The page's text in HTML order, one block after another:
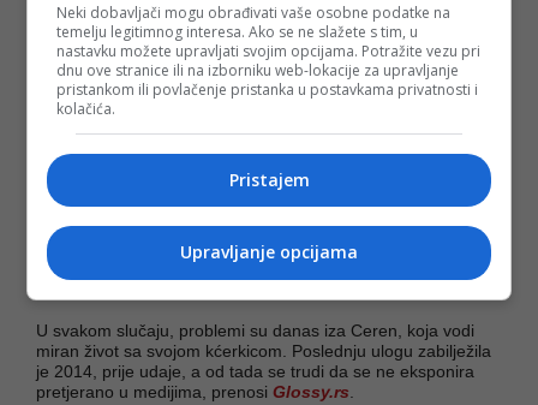
Kako je pričala, Aslan je bio nasilan prema njoj i dok je bila u
drugom stanju, a trpjela je i psihičko i fizičko nasilje zbog
suprugove ljubomore.
Kada je njena kćerka imala samo dvije i po godine, Arji je
javnosti.
Djevojčica se oporavila, a potom je izbio novi skandal:
bolnica u kojoj je njena kćerka lječena oglasila se i optužila
Ceren da je odbila da pristane da dijete dobija
hemioterapiju, nakon čega se ispostavilo da je samo odlučila
U svakom slučaju, problemi su danas iza Ceren, koja vodi
miran život sa svojom kćerkicom. Poslednju ulogu zabilježila
je 2014, prije udaje, a od tada se trudi da se ne eksponira
pretjerano u medijima, prenosi Glossy.rs.
Neki dobavljači mogu obrađivati vaše osobne podatke na
temelju legitimnog interesa. Ako se ne slažete s tim, u
nastavku možete upravljati svojim opcijama. Potražite vezu pri
dnu ove stranice ili na izborniku web-lokacije za upravljanje
pristankom ili povlačenje pristanka u postavkama privatnosti i
kolačića.
Pristajem
Upravljanje opcijama